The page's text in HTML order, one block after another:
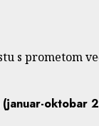
s prometom
(januar-oktobar